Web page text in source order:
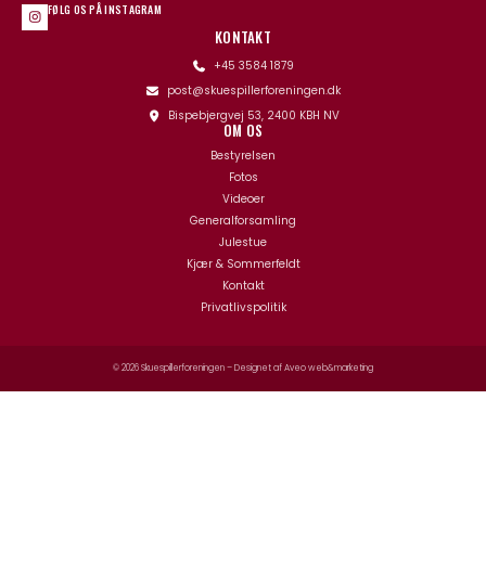
FØLG OS PÅ INSTAGRAM
KONTAKT
+45 3584 1879
post@skuespillerforeningen.dk
Bispebjergvej 53, 2400 KBH NV
OM OS
Bestyrelsen
Fotos
Videoer
Generalforsamling
Julestue
Kjær & Sommerfeldt
Kontakt
Privatlivspolitik
© 2026 Skuespillerforeningen – Designet afAveo web&marketing